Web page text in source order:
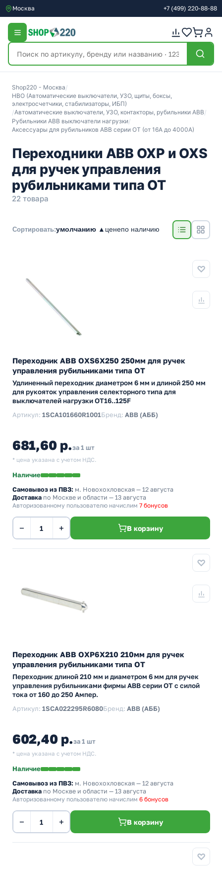
Москва +7 (499) 220-88-88
Shop220 - Москва/
НВО (Автоматические выключатели, УЗО, щиты, боксы,
электросчетчики, стабилизаторы, ИБП)
/Автоматические выключатели, УЗО, контакторы, рубильники ABB/
Рубильники ABB выключатели нагрузки/
Аксессуары для рубильников ABB серии OT (от 16A до 4000A)
Переходники ABB ОХP и OXS
для ручек управления
рубильниками типа OT
22 товара
Сортировать:умолчанию ▲ ценепо наличию
Переходник ABB OXS6X250 250мм для ручек
управления рубильниками типа ОТ
Удлиненный переходник диаметром 6 мм и длиной 250 мм
для рукояток управления селекторного типа для
выключателей нагрузки ОТ16..125F
Артикул: 1SCA101660R1001Бренд: ABB (АББ)
681,60 р.за 1 шт
* цена указана с учетом НДС.
Наличие
Самовывоз из ПВЗ: м. Новохохловская — 12 августа
Доставка по Москве и области — 13 августа
Авторизованному пользователю начислим 7 бонусов
− + В корзину
Переходник ABB ОХP6X210 210мм для ручек
управления рубильниками типа ОТ
Переходник длиной 210 мм и диаметром 6 мм для ручек
управления рубильниками фирмы АВВ серии ОТ с силой
тока от 160 до 250 Ампер.
Артикул: 1SCA022295R6080Бренд: ABB (АББ)
602,40 р.за 1 шт
* цена указана с учетом НДС.
Наличие
Самовывоз из ПВЗ: м. Новохохловская — 12 августа
Доставка по Москве и области — 13 августа
Авторизованному пользователю начислим 6 бонусов
− + В корзину